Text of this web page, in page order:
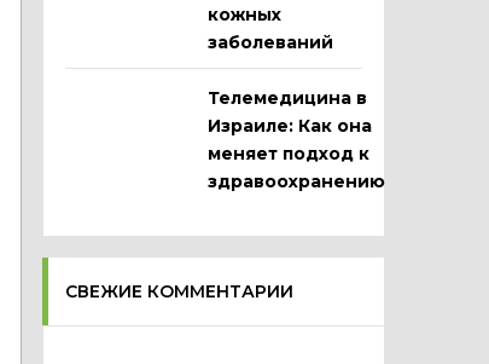
кожных
заболеваний
Телемедицина в
Израиле: Как она
меняет подход к
здравоохранению
СВЕЖИЕ КОММЕНТАРИИ